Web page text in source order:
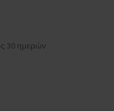
30 ημερών